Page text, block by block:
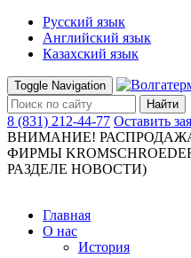
Русский язык
Английский язык
Казахский язык
Toggle Navigation
Найти
8 (831) 212-44-77 Оставить
ВНИМАНИЕ!
ФИРМЫ
РАЗДЕЛЕ НОВОСТИ)
Главная
О нас
История